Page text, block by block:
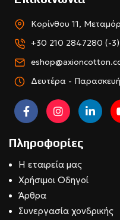
Κορίνθου 11,
+30 210 2847280 (-3)
Δευτέρα -
Πληροφορίες
Η εταιρεία μας
Χρήσιμοι Οδηγοί
Άρθρα
Συνεργασία χονδρικής